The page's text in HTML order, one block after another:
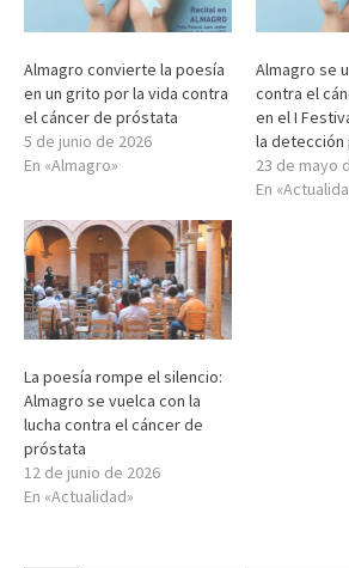
Almagro convierte la poesía
en un grito por la vida contra
el cáncer de próstata
5 de junio de 2026
En «Almagro»
Almagro se
contra el
en el I
la detección
23 de mayo
En
La poesía rompe el silencio:
Almagro se vuelca con la
lucha contra el cáncer de
próstata
12 de junio de 2026
En «Actualidad»